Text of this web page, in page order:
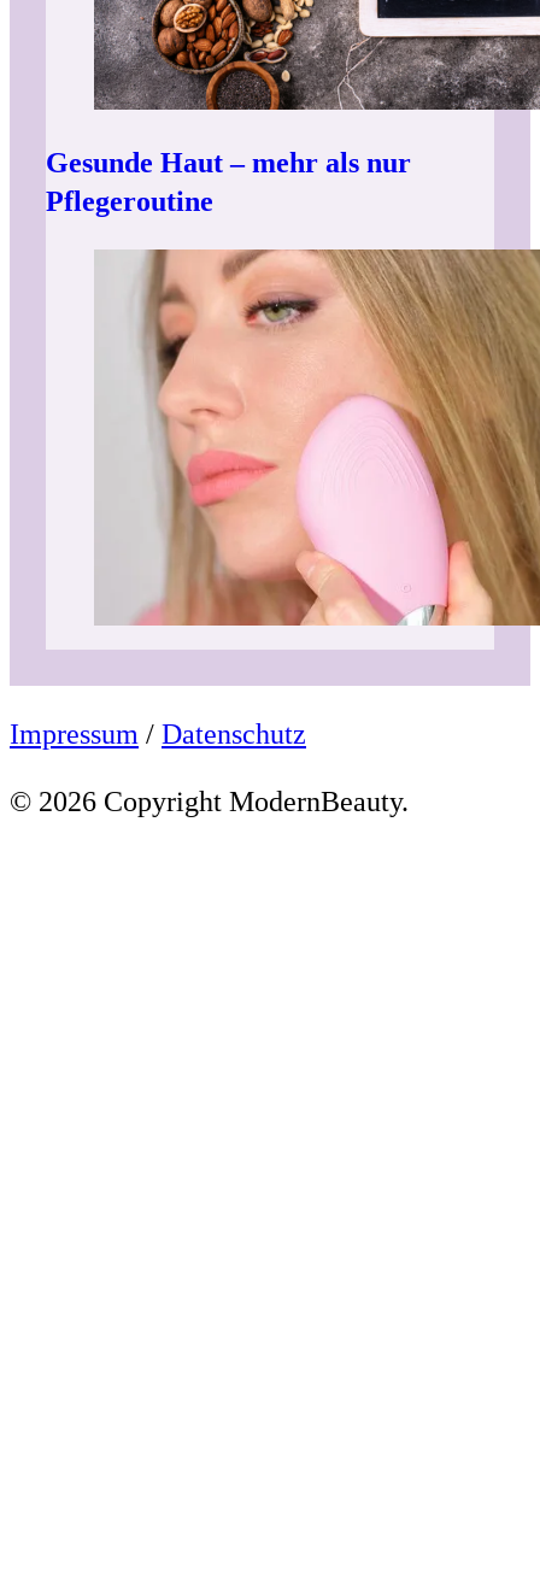
Gesunde Haut – mehr als nur
Pflegeroutine
Impressum / Datenschutz
© 2026 Copyright ModernBeauty.